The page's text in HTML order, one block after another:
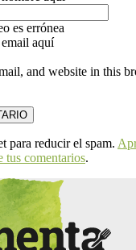
es errónea
aquí
and website in this
para reducir el spam.
tus comentarios.